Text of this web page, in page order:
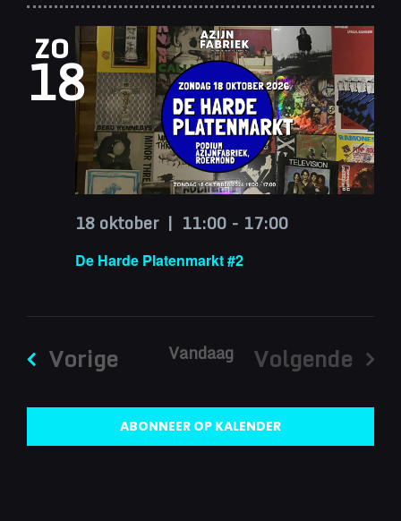
zo
18
De Harde Platenmarkt #2
18 oktober | 11:00 - 17:00
Vorige Evenementen
Vandaag
Volgende
ABONNEER OP KALENDER